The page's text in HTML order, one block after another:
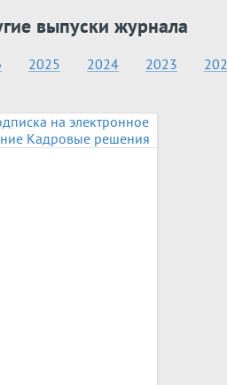
выпуски журнала
2025 2024 2023